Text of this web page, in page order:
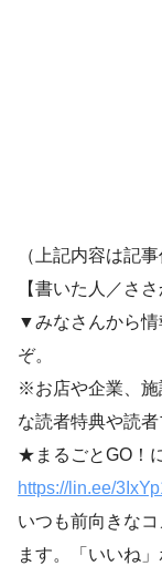
（上記内容は記
【書いた人／さ
▼みなさんから情
ぞ。
※お店や企業、施
な読者特典や読
★まるごとGO！
https://lin.ee/
いつも前向きな
ます。「いいね